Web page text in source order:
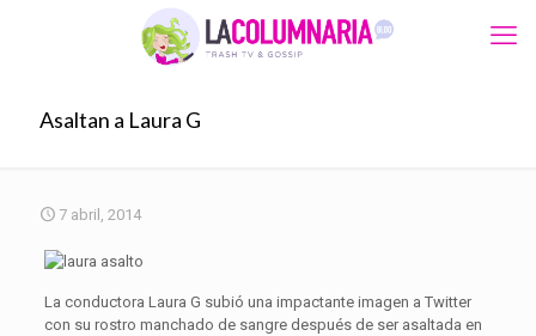
Asaltan a Laura G
7 abril, 2014
La conductora Laura G subió una impactante imagen a Twitter
con su rostro manchado de sangre después de ser asaltada en